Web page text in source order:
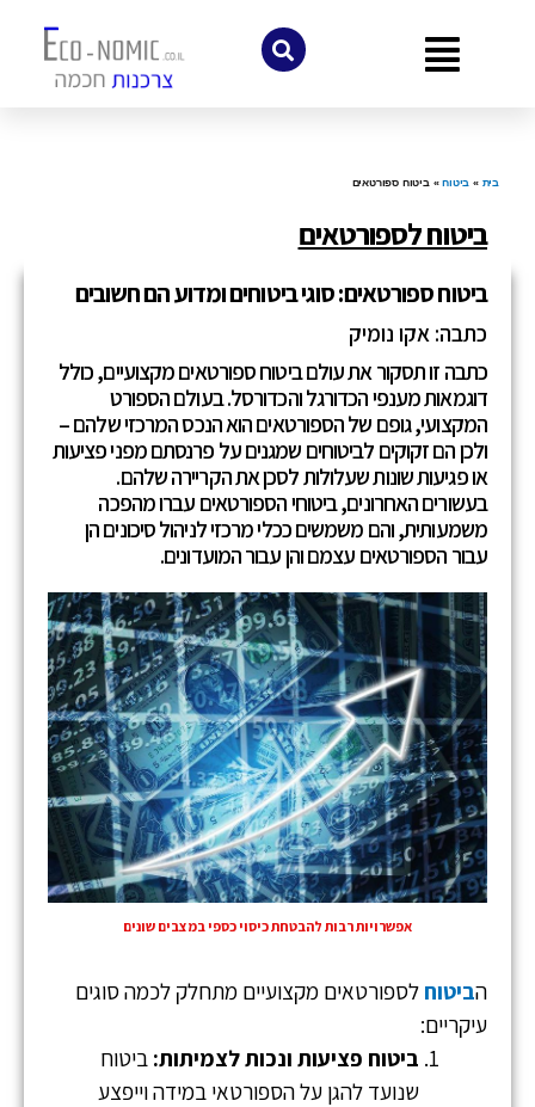
בית » ביטוח»ביטוח ספורטאים
ביטוח לספורטאים
ביטוח ספורטאים: סוגי ביטוחים ומדוע הם חשובים
כתבה: אקו נומיק
כתבה זו תסקור את עולם ביטוח ספורטאים מקצועיים, כולל
דוגמאות מענפי הכדורגל והכדורסל. בעולם הספורט
המקצועי, גופם של הספורטאים הוא הנכס המרכזי שלהם –
ולכן הם זקוקים לביטוחים שמגנים על פרנסתם מפני פציעות
או פגיעות שונות שעלולות לסכן את הקריירה שלהם.
בעשורים האחרונים, ביטוחי הספורטאים עברו מהפכה
משמעותית, והם משמשים ככלי מרכזי לניהול סיכונים הן
עבור הספורטאים עצמם והן עבור המועדונים.
אפשרויות רבות להבטחת כיסוי כספי במצבים שונים
הביטוח לספורטאים מקצועיים מתחלק לכמה סוגים
עיקריים:
ביטוח פציעות ונכות לצמיתות: ביטוח
שנועד להגן על הספורטאי במידה וייפצע